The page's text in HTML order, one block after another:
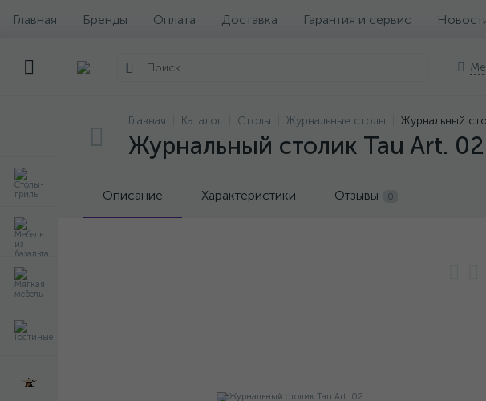
Главная Бренды Оплата Доставка Гарантия и сервис
Главная Каталог Столы Журнальные столы Журнальный
Журнальный столик Tau Art. 02
Описание Характеристики Отзывы 0